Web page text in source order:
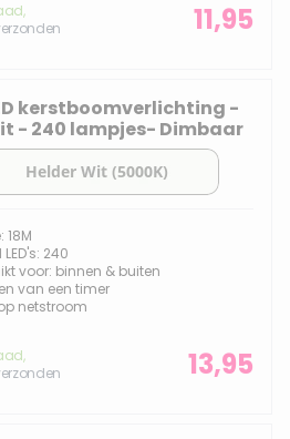
11,95
kerstboomverlichting -
- 240 lampjes- Dimbaar
18M
240
voor: binnen & buiten
van een timer
netstroom
13,95